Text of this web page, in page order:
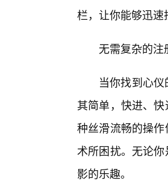
栏，让你能够迅速
无需复杂的
当你找到心
其简单，快进、
种丝滑流畅的操
术所困扰。无论
影的乐趣。